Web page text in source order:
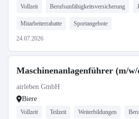
Vollzeit Berufsunfähigkeitsversicherung
Mitarbeiterrabatte Sportangebote
24.07.2026
Maschinenanlagenführer (m/
airleben GmbH
Biere
Vollzeit Teilzeit Weiterbildungen